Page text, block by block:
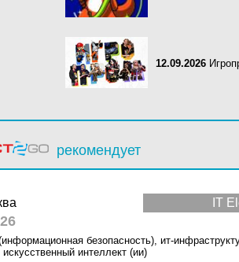
12.09.2026
рекомендует
IT
безопасность), ит-
искусственный интеллект (ии)